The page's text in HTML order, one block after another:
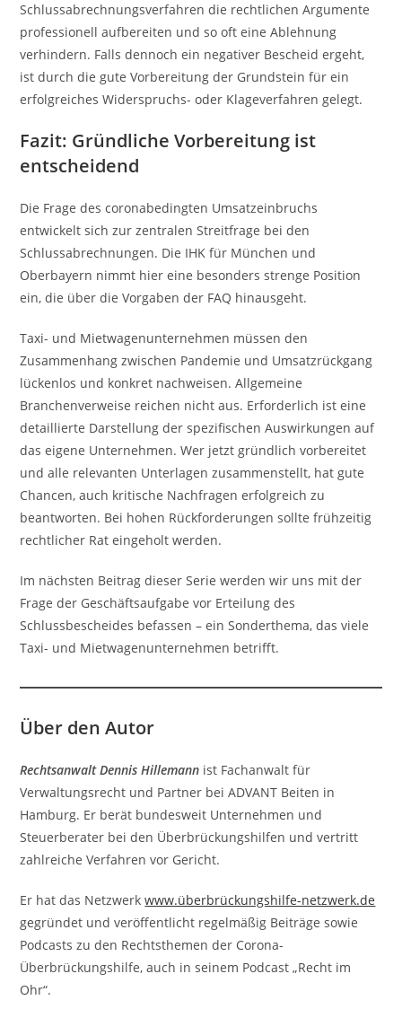
Schlussabrechnungsverfahren die rechtlichen Argumente
professionell aufbereiten und so oft eine Ablehnung
verhindern. Falls dennoch ein negativer Bescheid ergeht,
ist durch die gute Vorbereitung der Grundstein für ein
erfolgreiches Widerspruchs- oder Klageverfahren gelegt.
Fazit: Gründliche Vorbereitung ist
entscheidend
Die Frage des coronabedingten Umsatzeinbruchs
entwickelt sich zur zentralen Streitfrage bei den
Schlussabrechnungen. Die IHK für München und
Oberbayern nimmt hier eine besonders strenge Position
ein, die über die Vorgaben der FAQ hinausgeht.
Taxi- und Mietwagenunternehmen müssen den
Zusammenhang zwischen Pandemie und Umsatzrückgang
lückenlos und konkret nachweisen. Allgemeine
Branchenverweise reichen nicht aus. Erforderlich ist eine
detaillierte Darstellung der spezifischen Auswirkungen auf
das eigene Unternehmen. Wer jetzt gründlich vorbereitet
und alle relevanten Unterlagen zusammenstellt, hat gute
Chancen, auch kritische Nachfragen erfolgreich zu
beantworten. Bei hohen Rückforderungen sollte frühzeitig
rechtlicher Rat eingeholt werden.
Im nächsten Beitrag dieser Serie werden wir uns mit der
Frage der Geschäftsaufgabe vor Erteilung des
Schlussbescheides befassen – ein Sonderthema, das viele
Taxi- und Mietwagenunternehmen betrifft.
Über den Autor
Rechtsanwalt Dennis Hillemann ist Fachanwalt für
Verwaltungsrecht und Partner bei ADVANT Beiten in
Hamburg. Er berät bundesweit Unternehmen und
Steuerberater bei den Überbrückungshilfen und vertritt
zahlreiche Verfahren vor Gericht.
Er hat das Netzwerkwww.überbrückungshilfe-netzwerk.de
gegründet und veröffentlicht regelmäßig Beiträge sowie
Podcasts zu den Rechtsthemen der Corona-
Überbrückungshilfe, auch in seinem Podcast „Recht im
Ohr“.